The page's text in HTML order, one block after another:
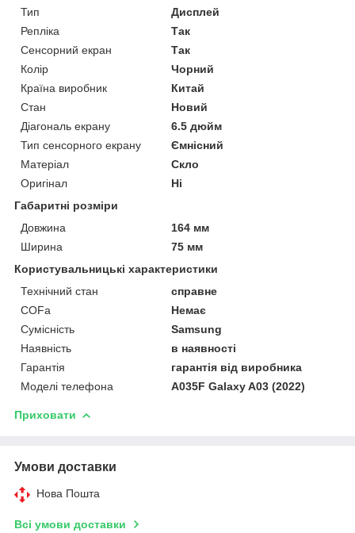
Тип
Дисплей
Репліка
Так
Сенсорний екран
Так
Колір
Чорний
Країна виробник
Китай
Стан
Новий
Діагональ екрану
6.5 дюйм
Тип сенсорного екрану
Ємнісний
Матеріал
Скло
Оригінал
Ні
Габаритні розміри
Довжина
164 мм
Ширина
75 мм
Користувальницькі характеристики
Технічний стан
справне
COFа
Немає
Сумісність
Samsung
Наявність
в наявності
Гарантія
гарантія від виробника
Моделі телефона
A035F Galaxy A03 (2022)
Приховати
Умови доставки
Нова Пошта
Всі умови доставки